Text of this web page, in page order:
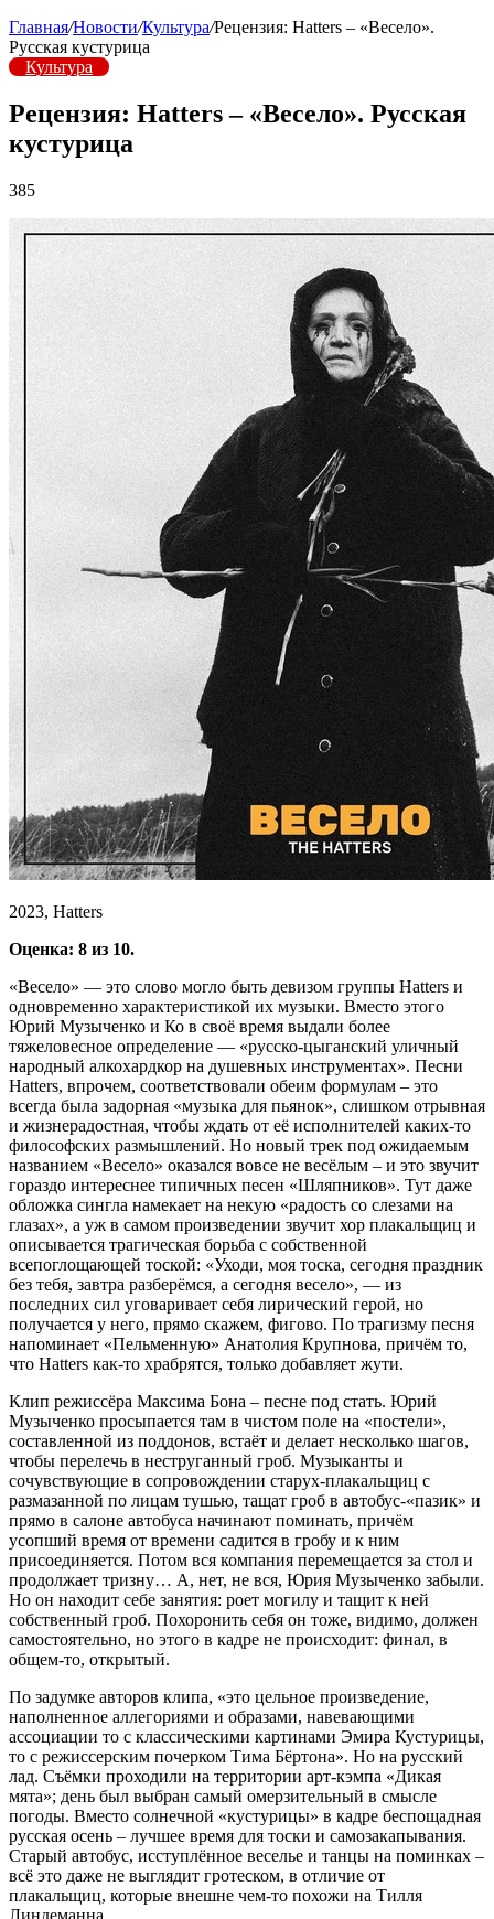
Главная/Новости/Культура/Рецензия: Hatters – «Весело».
Русская кустурица
Культура
Рецензия: Hatters – «Весело». Русская
кустурица
385
2023, Hatters
Оценка: 8 из 10.
«Весело» — это слово могло быть девизом группы Hatters и
одновременно характеристикой их музыки. Вместо этого
Юрий Музыченко и Ко в своё время выдали более
тяжеловесное определение — «русско-цыганский уличный
народный алкохардкор на душевных инструментах». Песни
Hatters, впрочем, соответствовали обеим формулам – это
всегда была задорная «музыка для пьянок», слишком отрывная
и жизнерадостная, чтобы ждать от её исполнителей каких-то
философских размышлений. Но новый трек под ожидаемым
названием «Весело» оказался вовсе не весёлым – и это звучит
гораздо интереснее типичных песен «Шляпников». Тут даже
обложка сингла намекает на некую «радость со слезами на
глазах», а уж в самом произведении звучит хор плакальщиц и
описывается трагическая борьба с собственной
всепоглощающей тоской: «Уходи, моя тоска, сегодня праздник
без тебя, завтра разберёмся, а сегодня весело», — из
последних сил уговаривает себя лирический герой, но
получается у него, прямо скажем, фигово. По трагизму песня
напоминает «Пельменную» Анатолия Крупнова, причём то,
что Hatters как-то храбрятся, только добавляет жути.
Клип режиссёра Максима Бона – песне под стать. Юрий
Музыченко просыпается там в чистом поле на «постели»,
составленной из поддонов, встаёт и делает несколько шагов,
чтобы перелечь в неструганный гроб. Музыканты и
сочувствующие в сопровождении старух-плакальщиц с
размазанной по лицам тушью, тащат гроб в автобус-«пазик» и
прямо в салоне автобуса начинают поминать, причём
усопший время от времени садится в гробу и к ним
присоединяется. Потом вся компания перемещается за стол и
продолжает тризну… А, нет, не вся, Юрия Музыченко забыли.
Но он находит себе занятия: роет могилу и тащит к ней
собственный гроб. Похоронить себя он тоже, видимо, должен
самостоятельно, но этого в кадре не происходит: финал, в
общем-то, открытый.
По задумке авторов клипа, «это цельное произведение,
наполненное аллегориями и образами, навевающими
ассоциации то с классическими картинами Эмира Кустурицы,
то с режиссерским почерком Тима Бёртона». Но на русский
лад. Съёмки проходили на территории арт-кэмпа «Дикая
мята»; день был выбран самый омерзительный в смысле
погоды. Вместо солнечной «кустурицы» в кадре беспощадная
русская осень – лучшее время для тоски и самозакапывания.
Старый автобус, исступлённое веселье и танцы на поминках –
всё это даже не выглядит гротеском, в отличие от
плакальщиц, которые внешне чем-то похожи на Тилля
Линдеманна.